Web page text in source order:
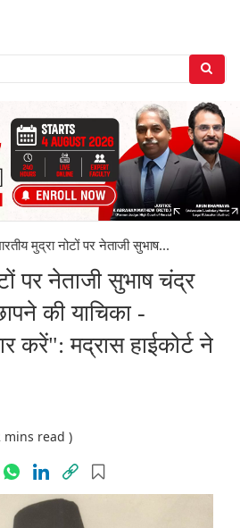
मुद्रा नोटों पर नेताजी सुभाष...
पर नेताजी सुभाष चंद्र
की याचिका -
करें": मद्रास हाईकोर्ट ने
mins read )